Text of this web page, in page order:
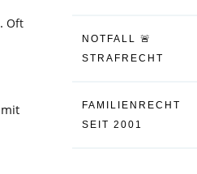
Oft
NOTFALL 🚨
STRAFRECHT
FAMILIENRECHT
SEIT 2001